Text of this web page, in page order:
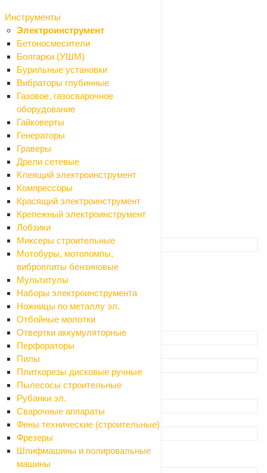
Инструменты
Электроинструмент
Бетоносмесители
Болгарки (УШМ)
Бурильные установки
Вибраторы глубинные
Газовое, газосварочное
оборудование
Гайковерты
Генераторы
Граверы
Дрели сетевые
Клеящий электроинструмент
Компрессоры
Красящий электроинструмент
Крепежный электроинструмент
Лобзики
Миксеры строительные
Мотобуры, мотопомпы,
виброплиты бензиновые
Мультитулы
Наборы электроинструмента
Ножницы по металлу эл.
Отбойные молотки
Отвертки аккумуляторные
Перфораторы
Пилы
Плиткорезы дисковые ручные
Пылесосы строительные
Рубанки эл.
Сварочные аппараты
Фены технические (строительные)
Фрезеры
Шлифмашины и полировальные
машины
Россия17
Санакс195
Сибртех2
Славен 1
Тритон47
Тругор1
Универсал1
ФАЯНС г.СМОЛЕНСК
Флорентина
ЦС5
Эльфпласт
Ювента10
Mirsant2
Sole1
Belz7
A-five1
Floure2
Базовый цвет
Белый0
Серый0
Черный0
Золото0
Серебро0
Хром0
Способ установки
Настенный0
Тип питания
Батарейка АА (LR6)
Батарейка C (LR14)
Упаковка
Коробка
Диаметр резьбы
1/2" (ДУ 15)0
3/4" (ДУ 20)